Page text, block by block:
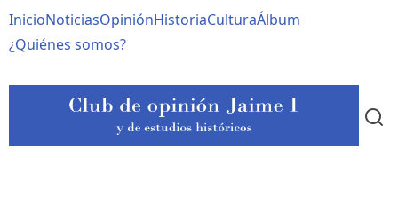
al
contenido
Navegación
principal
InicioNoticiasOpiniónHistoriaCulturaÁlbum
¿Quiénes somos?